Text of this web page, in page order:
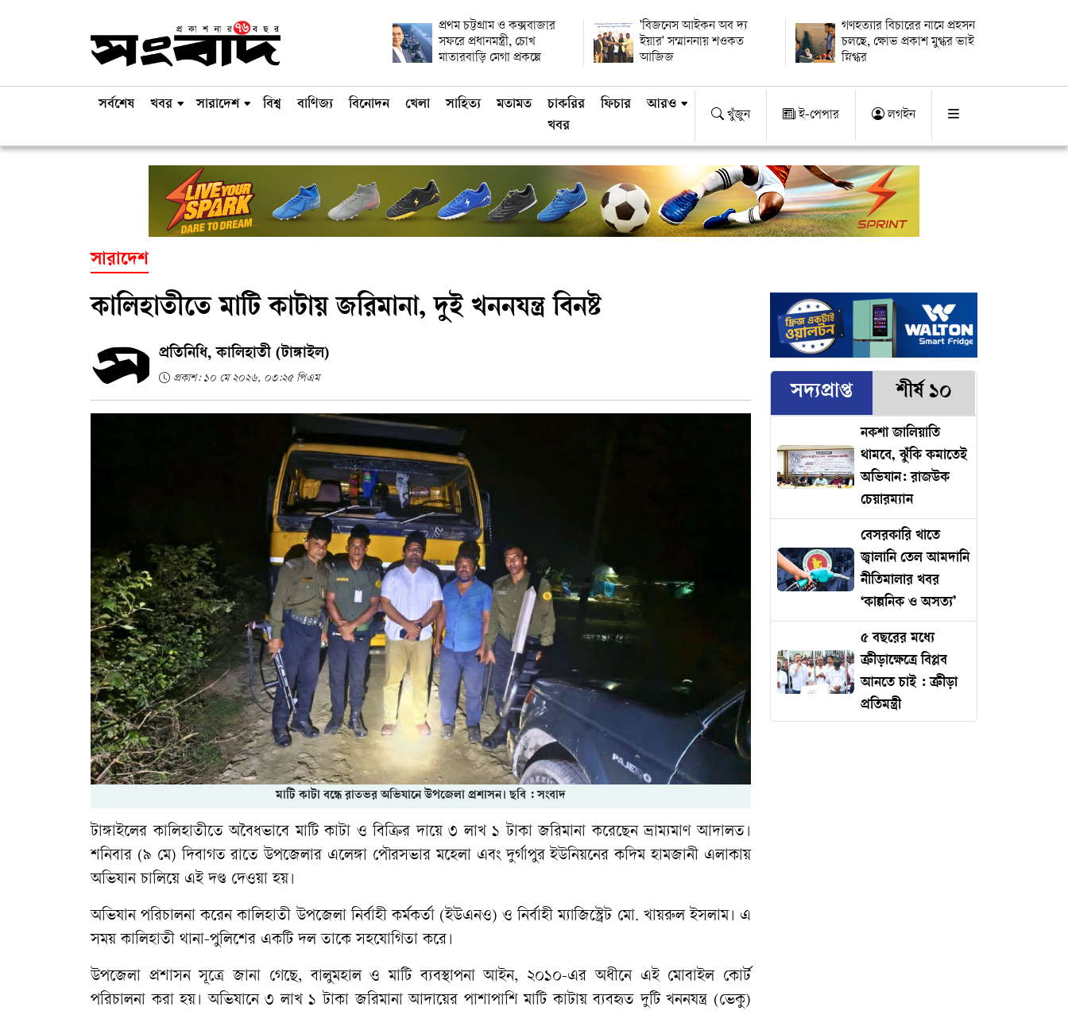
প্রথম চট্টগ্রাম ও কক্সবাজার
সফরে প্রধানমন্ত্রী, চোখ
মাতারবাড়ি মেগা প্রকল্পে
'বিজনেস আইকন অব দ্য
ইয়ার' সম্মাননায় শওকত
আজিজ
গণহত্যার বিচারের নামে প্রহসন
চলছে, ক্ষোভ প্রকাশ মুগ্ধর ভাই
স্নিগ্ধর
সর্বশেষ খবর সারাদেশ বিশ্ব বাণিজ্য বিনোদন খেলা সাহিত্য মতামত
চাকরির
খবর
ফিচার আরও
খুঁজুন ই-পেপার লগইন
সারাদেশ
কালিহাতীতে মাটি কাটায় জরিমানা, দুই খননযন্ত্র বিনষ্ট
প্রতিনিধি, কালিহাতী (টাঙ্গাইল)
প্রকাশ: ১০ মে ২০২৬, ০৩:২৫ পিএম
মাটি কাটা বন্ধে রাতভর অভিযানে উপজেলা প্রশাসন। ছবি : সংবাদ
টাঙ্গাইলের কালিহাতীতে অবৈধভাবে মাটি কাটা ও বিক্রির দায়ে ৩ লাখ ১ টাকা জরিমানা করেছেন ভ্রাম্যমাণ আদালত।
শনিবার (৯ মে) দিবাগত রাতে উপজেলার এলেঙ্গা পৌরসভার মহেলা এবং দুর্গাপুর ইউনিয়নের কদিম হামজানী এলাকায়
অভিযান চালিয়ে এই দণ্ড দেওয়া হয়।
অভিযান পরিচালনা করেন কালিহাতী উপজেলা নির্বাহী কর্মকর্তা (ইউএনও) ও নির্বাহী ম্যাজিস্ট্রেট মো. খায়রুল ইসলাম। এ
সময় কালিহাতী থানা-পুলিশের একটি দল তাকে সহযোগিতা করে।
উপজেলা প্রশাসন সূত্রে জানা গেছে, বালুমহাল ও মাটি ব্যবস্থাপনা আইন, ২০১০-এর অধীনে এই মোবাইল কোর্ট
পরিচালনা করা হয়। অভিযানে ৩ লাখ ১ টাকা জরিমানা আদায়ের পাশাপাশি মাটি কাটায় ব্যবহৃত দুটি খননযন্ত্র (ভেকু)
সদ্যপ্রাপ্ত শীর্ষ ১০
নকশা জালিয়াতি
থামবে, ঝুঁকি কমাতেই
অভিযান: রাজউক
চেয়ারম্যান
বেসরকারি খাতে
জ্বালানি তেল আমদানি
নীতিমালার খবর
‘কাল্পনিক ও অসত্য’
৫ বছরের মধ্যে
ক্রীড়াক্ষেত্রে বিপ্লব
আনতে চাই : ক্রীড়া
প্রতিমন্ত্রী